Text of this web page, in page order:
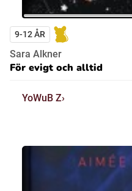
9-12 ÅR
Sara Alkner
För evigt och alltid
YoWuB Z